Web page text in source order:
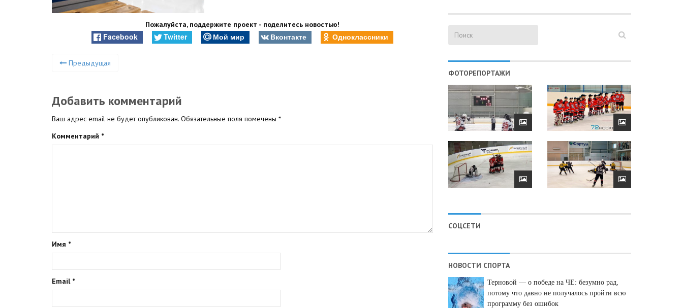
Пожалуйста, поддержите проект - поделитесь новостью!
Facebook Twitter Мой мир Вконтакте Одноклассники
Предыдущая
Добавить комментарий
Ваш адрес email не будет опубликован. Обязательные поля помечены *
Комментарий *
Имя *
Email *
ФОТОРЕПОРТАЖИ
СОЦСЕТИ
НОВОСТИ СПОРТА
Терновой — о победе на ЧЕ: безумно рад,
потому что давно не получалось пройти всю
программу без ошибок